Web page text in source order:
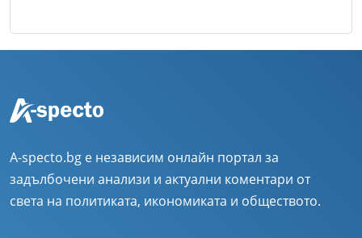
A-specto.bg е независим онлайн портал за
задълбочени анализи и актуални коментари от
света на политиката, икономиката и обществото.